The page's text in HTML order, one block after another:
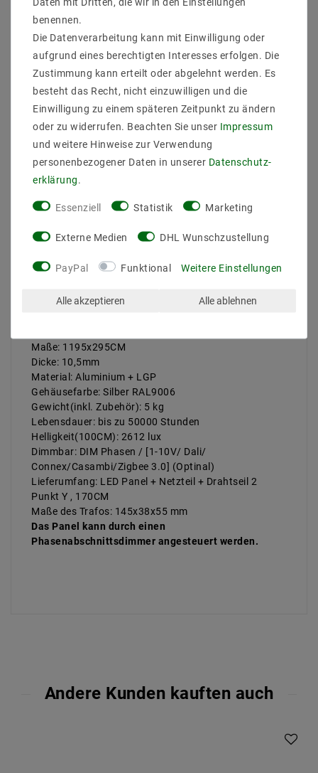
gleichmäßiges und helles Licht. Die Leuchtdioden
liefern ein sehr gesundes Licht, da es blendfrei ist und
keine UV-Strahlung enthält. Dabei sparen Sie noch bis
zu 80 % an Stromkosten gegenüber herkömmlichen
Glühbirnen.Für unsere Privatkunden können wir sogar
noch eine Garantie von drei Jahren auf die LED Panele
anbieten.
Hersteller: Mextronic
Leistung: 80W
EAN: 4059267009758
Abstrahlwinkel: 100 Grad
Lichtausbeute: 118 LM/W
Energieklasse (2019/2015): F
Leds: 384 LEDs
Lichtfarbe: Warmweiß
Farbwiedergabe: 82
Strom(AUS): 1050mA
Maße: 1195x295CM
Dicke: 10,5mm
Material: Aluminium + LGP
Gehäusefarbe: Silber RAL9006
Gewicht(inkl. Zubehör): 5 kg
Lebensdauer: bis zu 50000 Stunden
Helligkeit(100CM): 2612 lux
Dimmbar: DIM Phasen / [1-10V/ Dali/
Connex/Casambi/Zigbee 3.0] (Optinal)
Lieferumfang: LED Panel + Netzteil + Drahtseil 2
Punkt Y , 170CM
Maße des Trafos: 145x38x55 mm
Das Panel kann durch einen
Phasenabschnittsdimmer angesteuert werden.
Andere Kunden kauften auch
benennen.
Die Datenverarbeitung kann mit Einwilligung oder
aufgrund eines berechtigten Interesses erfolgen. Die
Zustimmung kann erteilt oder abgelehnt werden. Es
besteht das Recht, nicht einzuwilligen und die
Einwilligung zu einem späteren Zeitpunkt zu ändern
oder zu widerrufen. Beachten Sie unser Impressum
und weitere Hinweise zur Verwendung
personenbezogener Daten in unserer Daten­schutz­
erklärung
Essenziell Statistik Marketing
Externe Medien DHL Wunschzustellung
PayPal Funktional Weitere Einstellungen
Alle akzeptieren Alle ablehnen